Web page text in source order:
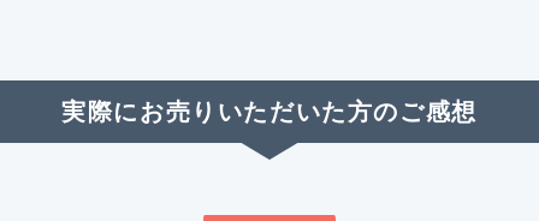
実際にお売りいただいた方のご感想